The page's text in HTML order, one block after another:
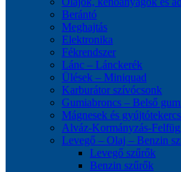
Berántó
Meghajtás
Elektronika
Fékrendszer
Lánc – Lánckerék
Ülések – Miniquad
Karburátor szívócsonk
Gumiabroncs – Belső
Mágnesek és
Alváz-Kormányzás-
Levegő – Olaj – Benzin
Levegő szűrők
Benzin szűrők